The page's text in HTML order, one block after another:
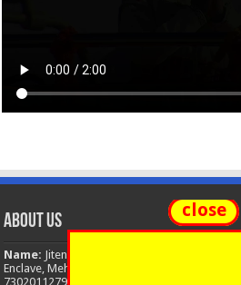
About Us
Name: Jitendra Singh
Enclave, Mehuwala Mafi, Dehradun,
7302011279
close